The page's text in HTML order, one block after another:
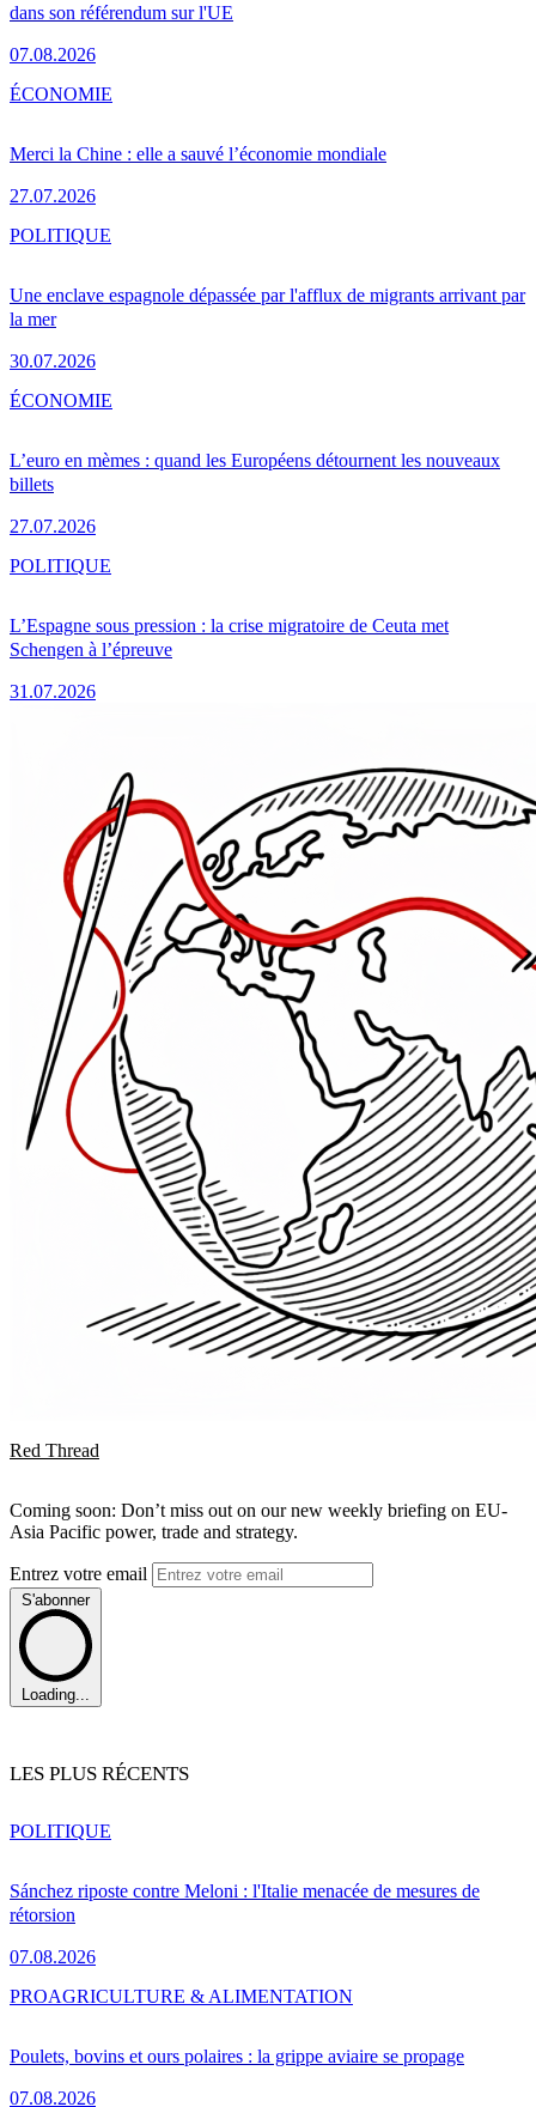
dans son référendum sur l'UE
07.08.2026
Merci la Chine : elle a sauvé l’économie mondiale
27.07.2026
ÉCONOMIE
Une enclave espagnole dépassée par l'afflux de migrants arrivant par
la mer
30.07.2026
POLITIQUE
L’euro en mèmes : quand les Européens détournent les nouveaux
billets
27.07.2026
ÉCONOMIE
L’Espagne sous pression : la crise migratoire de Ceuta met
Schengen à l’épreuve
31.07.2026
POLITIQUE
Red Thread
Coming soon: Don’t miss out on our new weekly briefing on EU-
Asia Pacific power, trade and strategy.
Entrez votre email
S'abonner
Loading...
LES PLUS RÉCENTS
Sánchez riposte contre Meloni : l'Italie menacée de mesures de
rétorsion
07.08.2026
POLITIQUE
Poulets, bovins et ours polaires : la grippe aviaire se propage
07.08.2026
PROAGRICULTURE & ALIMENTATION